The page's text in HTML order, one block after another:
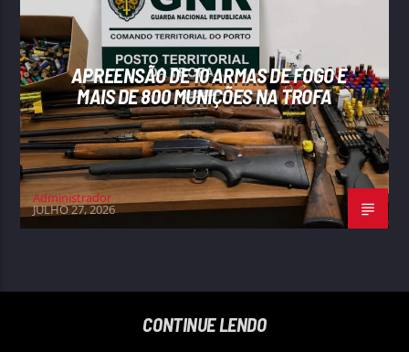
APREENSÃO DE 10 ARMAS DE FOGO E
MAIS DE 800 MUNIÇÕES NA TROFA
Administrador
JULHO 27, 2026
CONTINUE LENDO